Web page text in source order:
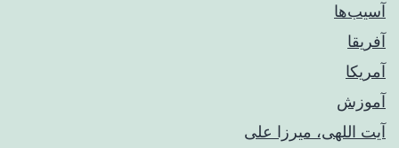
آسیب‌ها
آفریقا
آمریکا
آموزش
آیت اللهی، میرزا علی